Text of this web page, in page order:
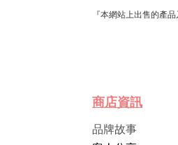
『本網站上出售的產
商店資訊
品牌故事